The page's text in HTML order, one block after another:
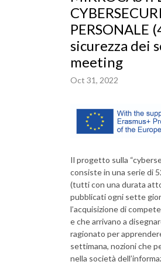
PERSONALE
sicurezza dei
meeting
Oct 31, 2022
Il progetto sulla
consiste in una serie di
(tutti con una durata
pubblicati ogni sette
l’acquisizione di
e che arrivano a
ragionato per
settimana, nozioni che
nella società